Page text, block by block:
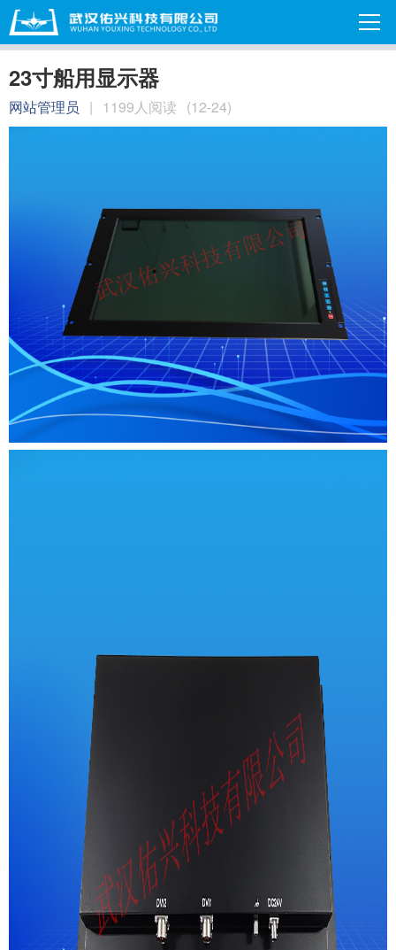
23寸船用显示器
网站管理员 | 1199人阅读 (12-24)